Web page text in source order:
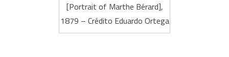
[Portrait of Marthe Bérard],
1879 – Crédito Eduardo Ortega